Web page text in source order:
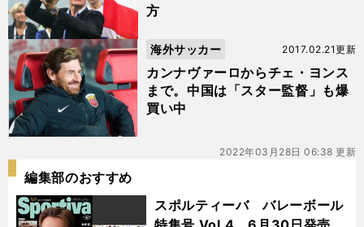
方
カンナヴァーロからチェ・ヨンス
まで。中国は「スター監督」も爆
買い中
2017.02.21更新
海外サッカー
2022年03月28日 06:38 更新
編集部のおすすめ
スポルティーバ バレーボール